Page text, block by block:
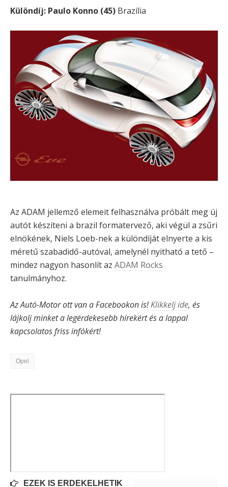
Különdíj: Paulo Konno (45) Brazília
Az ADAM jellemző elemeit felhasználva próbált meg új
autót készíteni a brazil formatervező, aki végül a zsűri
elnökének, Niels Loeb-nek a különdíját elnyerte a kis
méretű szabadidő-autóval, amelynél nyitható a tető –
mindez nagyon hasonlít az ADAM Rocks
tanulmányhoz.
Az Autó-Motor ott van a Facebookon is!Klikkelj ide, és
lájkolj minket a legérdekesebb hírekért és a lappal
kapcsolatos friss infókért!
Opel
EZEK IS ÉRDEKELHETIK